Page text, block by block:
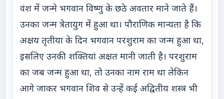
वंश में जन्मे भगवान विष्णु के छठे अवतार माने जाते हैं।
उनका जन्म त्रेतायुग में हुआ था। पौराणिक मान्यता है कि
अक्षय तृतीया के दिन भगवान परशुराम का जन्म हुआ था,
इसलिए उनकी शक्तियां अक्षत मानी जाती है। परशुराम
का जब जन्म हुआ था, तो उनका नाम राम था लेकिन
आगे जाकर भगवान शिव से उन्हें कई अद्वितीय शस्त्र भी